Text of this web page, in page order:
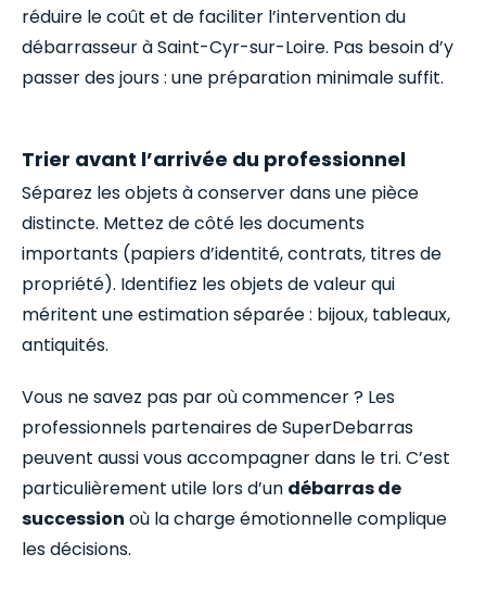
réduire le coût et de faciliter l’intervention du
débarrasseur à Saint-Cyr-sur-Loire. Pas besoin d’y
passer des jours : une préparation minimale suffit.
Trier avant l’arrivée du professionnel
Séparez les objets à conserver dans une pièce
distincte. Mettez de côté les documents
importants (papiers d’identité, contrats, titres de
propriété). Identifiez les objets de valeur qui
méritent une estimation séparée : bijoux, tableaux,
antiquités.
Vous ne savez pas par où commencer ? Les
professionnels partenaires de SuperDebarras
peuvent aussi vous accompagner dans le tri. C’est
particulièrement utile lors d’un débarras de
succession où la charge émotionnelle complique
les décisions.